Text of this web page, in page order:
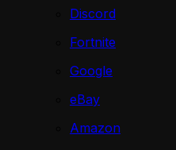
Discord
Fortnite
Google
eBay
Amazon